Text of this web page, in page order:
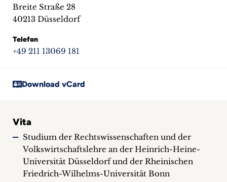
Breite Straße 28
40213 Düsseldorf
Telefon
+49 211 13069 181
Download vCard
Vita
Studium der Rechtswissenschaften und der
Volkswirtschaftslehre an der Heinrich-Heine-
Universität Düsseldorf und der Rheinischen
Friedrich-Wilhelms-Universität Bonn